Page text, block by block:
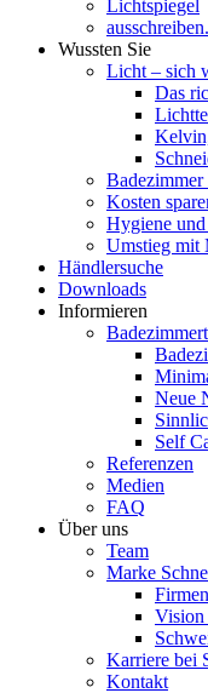
Lichtspiegel
Wussten Sie
Licht – sich
Das
Kosten
Hygiene
Umstieg mit
Händlersuche
Downloads
Informieren
Neue
Self
Referenzen
Medien
FAQ
Über uns
Team
Marke
Vision
Karriere bei
Kontakt